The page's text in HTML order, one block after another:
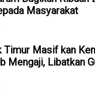
Masyarakat
Timur Masif kan
Mengaji, Libatkan